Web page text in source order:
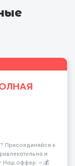
Присоединяйся к
и
Наш оффер: — 💰